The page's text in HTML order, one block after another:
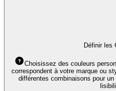
Définir les
Choisissez des couleurs
correspondent à votre marque ou
différentes combinaisons pour